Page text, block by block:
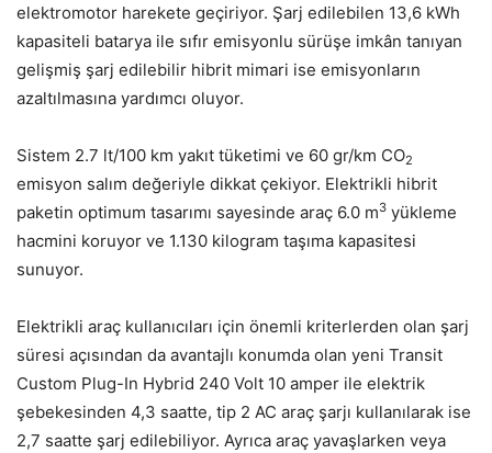
elektromotor harekete geçiriyor. Şarj edilebilen 13,6 kWh
kapasiteli batarya ile sıfır emisyonlu sürüşe imkân tanıyan
gelişmiş şarj edilebilir hibrit mimari ise emisyonların
azaltılmasına yardımcı oluyor.
Sistem 2.7 lt/100 km yakıt tüketimi ve 60 gr/km CO2
emisyon salım değeriyle dikkat çekiyor. Elektrikli hibrit
paketin optimum tasarımı sayesinde araç 6.0 m3 yükleme
hacmini koruyor ve 1.130 kilogram taşıma kapasitesi
sunuyor.
Elektrikli araç kullanıcıları için önemli kriterlerden olan şarj
süresi açısından da avantajlı konumda olan yeni Transit
Custom Plug-In Hybrid 240 Volt 10 amper ile elektrik
şebekesinden 4,3 saatte, tip 2 AC araç şarjı kullanılarak ise
2,7 saatte şarj edilebiliyor. Ayrıca araç yavaşlarken veya